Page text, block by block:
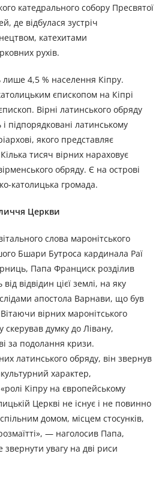
катедрального собору Пресвятої
де відбулася зустріч
катехитами
рухів.
лише 4,5 % населення Кіпру.
єпископом на Кіпрі
Вірні латинського обряду
і підпорядковані латинському
якого представляє
тисяч вірних нараховує
обряду. Є на острові
католицька громада.
Церкви
слова маронітського
Бшари Бутроса кардинала Раї
Папа Франциск розділив
відвідин цієї землі, на яку
апостола Варнави, що був
вірних маронітського
думку до Лівану,
за подолання кризи.
латинського обряду, він звернув
характер,
Кіпру на європейському
Церкві не існує і не повинно
домом, місцем стосунків,
— наголосив Папа,
увагу на дві риси